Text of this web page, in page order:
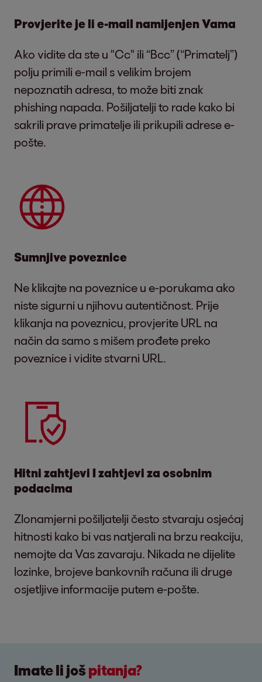
Provjerite je li e-mail namijenjen Vama
Ako vidite da ste u "Cc" ili “Bcc” (“Primatelj”)
polju primili e-mail s velikim brojem
nepoznatih adresa, to može biti znak
phishing napada. Pošiljatelji to rade kako bi
sakrili prave primatelje ili prikupili adrese e-
pošte.
Sumnjive poveznice
Ne klikajte na poveznice u e-porukama ako
niste sigurni u njihovu autentičnost. Prije
klikanja na poveznicu, provjerite URL na
način da samo s mišem prođete preko
poveznice i vidite stvarni URL.
Hitni zahtjevi I zahtjevi za osobnim
podacima
Zlonamjerni pošiljatelji često stvaraju osjećaj
hitnosti kako bi vas natjerali na brzu reakciju,
nemojte da Vas zavaraju. Nikada ne dijelite
lozinke, brojeve bankovnih računa ili druge
osjetljive informacije putem e-pošte.
Imate li još pitanja?